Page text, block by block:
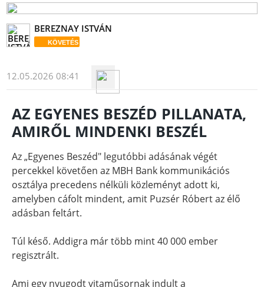
BEREZNAY ISTVÁN
KÖVETÉS
12.05.2026 08:41
AZ EGYENES BESZÉD PILLANATA,
AMIRŐL MINDENKI BESZÉL
Az „Egyenes Beszéd" legutóbbi adásának végét
percekkel követően az MBH Bank kommunikációs
osztálya precedens nélküli közleményt adott ki,
amelyben cáfolt mindent, amit Puzsér Róbert az élő
adásban feltárt.
Túl késő. Addigra már több mint 40 000 ember
regisztrált.
Ami egy nyugodt vitaműsornak indult a